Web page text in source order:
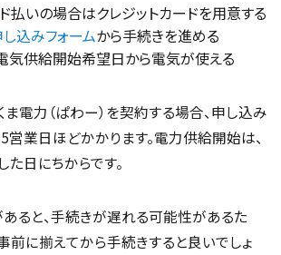
払いの場合はクレジットカードを用意する
込みフォームから手続きを進める
気供給開始希望日から電気が使える
ま電力（ぱわー）を契約する場合、申し込み
業日ほどかかります。電力供給開始は、
日にちからです。
ると、手続きが遅れる可能性があるた
前に揃えてから手続きすると良いでしょ